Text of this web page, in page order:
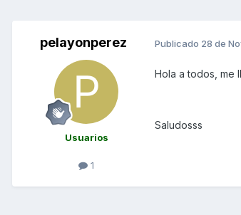
pelayonperez
Usuarios
1
Publicado 28 de
Hola a todos, me
Saludosss